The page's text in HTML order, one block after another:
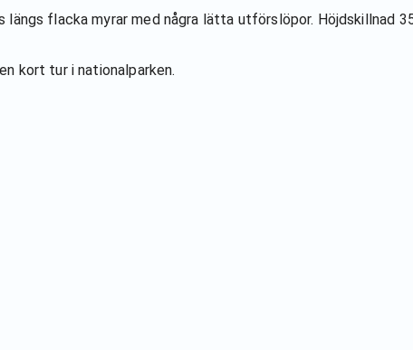
flacka myrar med några lätta utförslöpor. Höjdskillnad
kort tur i nationalparken.